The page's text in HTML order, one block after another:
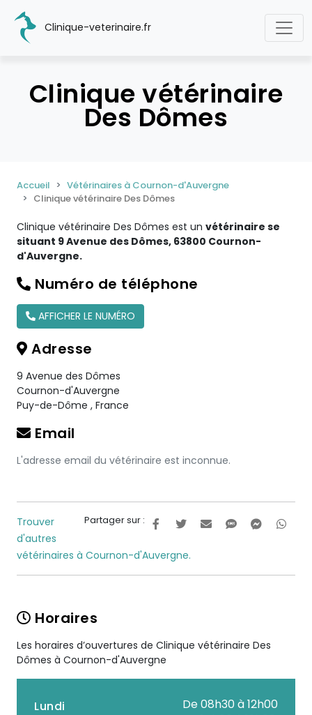
Clinique-veterinaire.fr
Clinique vétérinaire
Des Dômes
Accueil
Vétérinaires à Cournon-d'Auvergne
Clinique vétérinaire Des Dômes
Clinique vétérinaire Des Dômes est un vétérinaire se
situant 9 Avenue des Dômes, 63800 Cournon-
d'Auvergne.
Numéro de téléphone
AFFICHER LE NUMÉRO
Adresse
9 Avenue des Dômes
Cournon-d'Auvergne
Puy-de-Dôme , France
Email
L'adresse email du vétérinaire est inconnue.
Partager sur :
Trouver
d'autres
vétérinaires à Cournon-d'Auvergne.
Horaires
Les horaires d’ouvertures de Clinique vétérinaire Des
Dômes à Cournon-d'Auvergne
Lundi
De 08h30 à 12h00